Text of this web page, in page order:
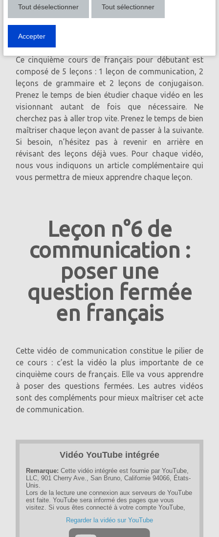
Ce cinquième cours de français pour débutant est
composé de 5 leçons : 1 leçon de communication, 2
leçons de grammaire et 2 leçons de conjugaison.
Prenez le temps de bien étudier chaque vidéo en les
visionnant autant de fois que nécessaire. Ne
cherchez pas à aller trop vite. Prenez le temps de bien
maîtriser chaque leçon avant de passer à la suivante.
Si besoin, n’hésitez pas à revenir en arrière en
révisant des leçons déjà vues. Pour chaque vidéo,
nous vous indiquons un article complémentaire qui
vous permettra de mieux apprendre chaque leçon.
Leçon n°6 de
communication :
poser une
question fermée
en français
Cette vidéo de communication constitue le pilier de
ce cours : c’est la vidéo la plus importante de ce
cinquième cours de français. Elle va vous apprendre
à poser des questions fermées. Les autres vidéos
sont des compléments pour mieux maîtriser cet acte
de communication.
Vidéo YouTube intégrée
Remarque: Cette vidéo intégrée est fournie par YouTube,
LLC, 901 Cherry Ave., San Bruno, Californie 94066, États-
Unis.
Lors de la lecture une connexion aux serveurs de YouTube
est faite. YouTube sera informé des pages que vous
visitez. Si vous êtes connecté à votre compte YouTube,
personnellement. Vous pouvez éviter cela en vous
déconnectant au préalable de votre compte YouTube.
Regarder la vidéo sur YouTube
Tout déselectionner Tout sélectionner
Accepter